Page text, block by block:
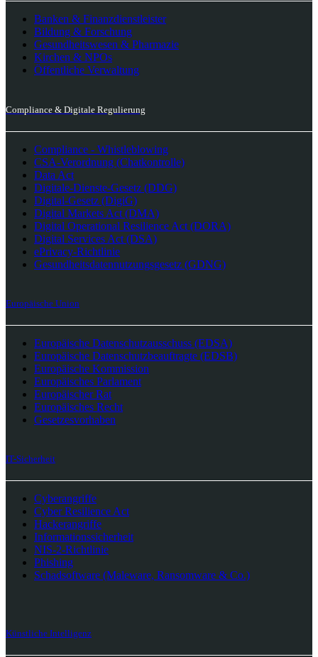
Banken & Finanzdienstleister
Bildung & Forschung
Gesundheitswesen & Pharmazie
Kirchen & NPOs
Öffentliche Verwaltung
Compliance & Digitale Regulierung
Compliance - Whistleblowing
CSA-Verordnung (Chatkontrolle)
Data Act
Digitale-Dienste-Gesetz (DDG)
Digital-Gesetz (DigiG)
Digital Markets Act (DMA)
Digital Operational Resilience Act (DORA)
Digital Services Act (DSA)
ePrivacy-Richtlinie
Gesundheitsdatennutzungsgesetz (GDNG)
Europäische Union
Europäische Datenschutzausschuss (EDSA)
Europäische Datenschutzbeauftragte (EDSB)
Europäische Kommission
Europäisches Parlament
Europäischer Rat
Europäisches Recht
Gesetzesvorhaben
IT-Sicherheit
Cyberangriffe
Cyber Resilience Act
Hackerangriffe
Informationssicherheit
NIS-2-Richtlinie
Phishing
Schadsoftware (Maleware, Ransomware & Co.)
Künstliche Intelligenz